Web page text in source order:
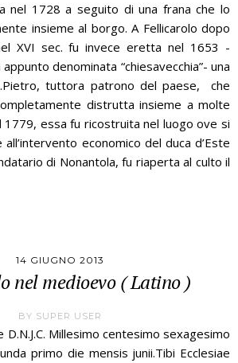
nel 1728 a seguito di una frana che lo
insieme al borgo. A Fellicarolo dopo
XVI sec. fu invece eretta nel 1653 -
denominata “chiesavecchia”- una
tuttora patrono del paese, che
distrutta insieme a molte
1779, essa fu ricostruita nel luogo ove si
economico del duca d’Este
di Nonantola, fu riaperta al culto il
14 GIUGNO 2013
nel medioevo ( Latino )
BY SUPER USER
D.N.J.C. Millesimo centesimo sexagesimo
primo die mensis junii.Tibi Ecclesiae